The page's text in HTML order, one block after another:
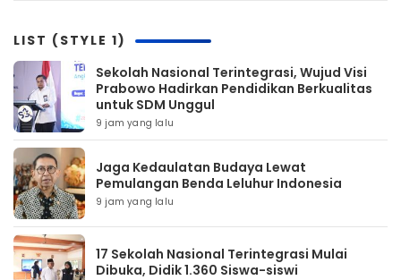
LIST (STYLE 1)
Sekolah Nasional Terintegrasi, Wujud Visi
Prabowo Hadirkan Pendidikan Berkualitas
untuk SDM Unggul
9 jam yang lalu
Jaga Kedaulatan Budaya Lewat
Pemulangan Benda Leluhur Indonesia
9 jam yang lalu
17 Sekolah Nasional Terintegrasi Mulai
Dibuka, Didik 1.360 Siswa-siswi